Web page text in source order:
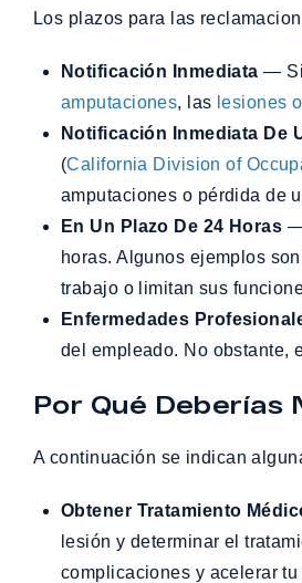
Los plazos para las
Notificación Inmediata — Si
amputaciones, las lesiones
Notificación Inmediata De
(California Division of
amputaciones o pérdida de
En Un Plazo De 24 Horas —
horas. Algunos ejemplos
trabajo o limitan sus
Enfermedades
del empleado. No obstante,
Por Qué Deberías
A continuación se indican
Obtener Tratamiento
lesión y determinar el
complicaciones y acelerar